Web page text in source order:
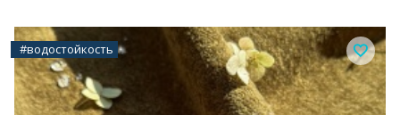
#водостойкость